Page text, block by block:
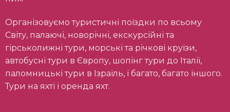
Організовуємо туристичні поїздки по всьому
Світу, палаючі, новорічні, екскурсійні та
гірськолижні тури, морські та річкові круїзи,
автобусні тури в Європу, шопінг тури до Італії,
паломницькі тури в Ізраїль, і багато, багато іншого.
Тури на яхті і оренда яхт.